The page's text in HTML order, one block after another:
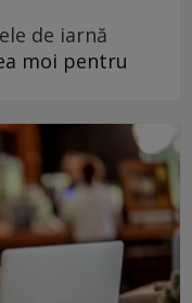
de iarnă
moi pentru